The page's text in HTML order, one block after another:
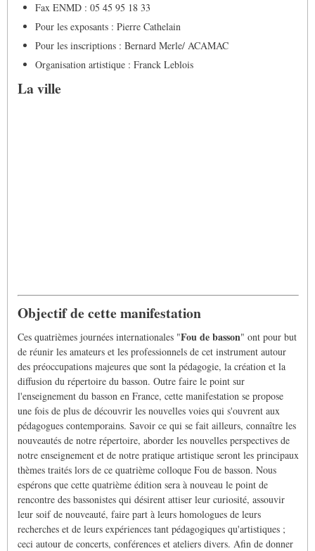
Fax ENMD : 05 45 95 18 33
Pour les exposants : Pierre Cathelain
Pour les inscriptions : Bernard Merle/ ACAMAC
Organisation artistique : Franck Leblois
La ville
Objectif de cette manifestation
Ces quatrièmes journées internationales "Fou de basson" ont pour but
de réunir les amateurs et les professionnels de cet instrument autour
des préoccupations majeures que sont la pédagogie, la création et la
diffusion du répertoire du basson. Outre faire le point sur
l'enseignement du basson en France, cette manifestation se propose
une fois de plus de découvrir les nouvelles voies qui s'ouvrent aux
pédagogues contemporains. Savoir ce qui se fait ailleurs, connaître les
nouveautés de notre répertoire, aborder les nouvelles perspectives de
notre enseignement et de notre pratique artistique seront les principaux
thèmes traités lors de ce quatrième colloque Fou de basson. Nous
espérons que cette quatrième édition sera à nouveau le point de
rencontre des bassonistes qui désirent attiser leur curiosité, assouvir
leur soif de nouveauté, faire part à leurs homologues de leurs
recherches et de leurs expériences tant pédagogiques qu'artistiques ;
ceci autour de concerts, conférences et ateliers divers. Afin de donner